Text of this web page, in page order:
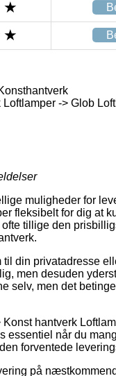
-> Glob
muligheder for
fleksibelt for dig at
tillige den
din privatadresse
men desuden
men det
hantverk
når du
forventede
på